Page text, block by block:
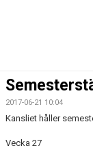
LEDARE
2017-06-21 10:04
Kansliet håller
Vecka 27